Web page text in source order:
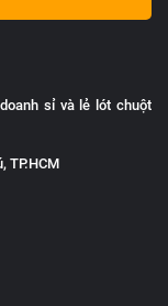
sỉ và lẻ lót chuột
TP.HCM